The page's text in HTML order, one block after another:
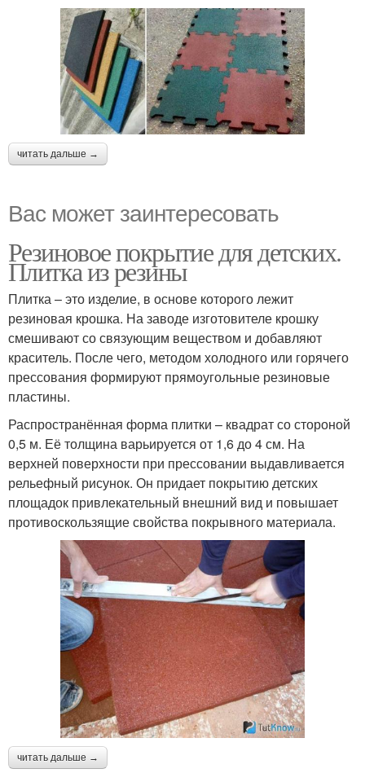
читать дальше →
Вас может заинтересовать
Резиновое покрытие для детских.
Плитка из резины
Плитка – это изделие, в основе которого лежит
резиновая крошка. На заводе изготовителе крошку
смешивают со связующим веществом и добавляют
краситель. После чего, методом холодного или горячего
прессования формируют прямоугольные резиновые
пластины.
Распространённая форма плитки – квадрат со стороной
0,5 м. Её толщина варьируется от 1,6 до 4 см. На
верхней поверхности при прессовании выдавливается
рельефный рисунок. Он придает покрытию детских
площадок привлекательный внешний вид и повышает
противоскользящие свойства покрывного материала.
читать дальше →